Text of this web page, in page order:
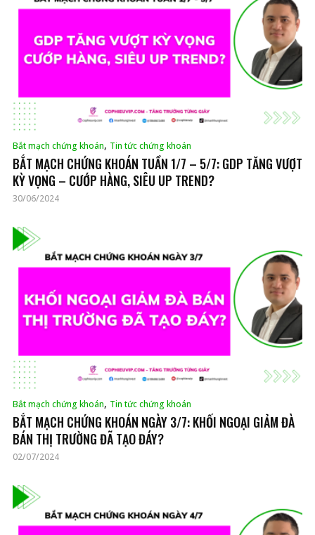
Bắt mạch chứng khoán, Tin tức chứng khoán
BẮT MẠCH CHỨNG KHOÁN TUẦN 1/7 – 5/7: GDP TĂNG VƯỢT
KỲ VỌNG – CƯỚP HÀNG, SIÊU UP TREND?
30/06/2024
Bắt mạch chứng khoán, Tin tức chứng khoán
BẮT MẠCH CHỨNG KHOÁN NGÀY 3/7: KHỐI NGOẠI GIẢM ĐÀ
BÁN THỊ TRƯỜNG ĐÃ TẠO ĐÁY?
02/07/2024